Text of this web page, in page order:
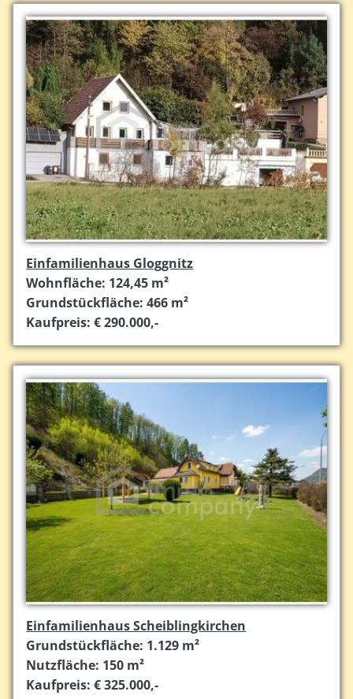
Einfamilienhaus Gloggnitz
Wohnfläche: 124,45 m²
Grundstückfläche: 466 m²
Kaufpreis: € 290.000,-
Einfamilienhaus Scheiblingkirchen
Grundstückfläche: 1.129 m²
Nutzfläche: 150 m²
Kaufpreis: € 325.000,-